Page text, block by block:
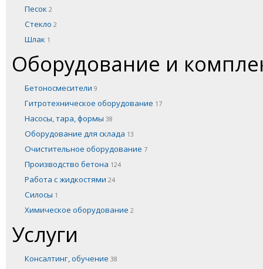
Песок 2
Стекло 2
Шлак 1
Оборудование и
Бетоносмесители 9
Гитротехническое оборудование 17
Насосы, тара, формы 38
Оборудование для склада 13
Очистительное оборудование 7
Производство бетона 124
Работа с жидкостями 24
Силосы 1
Химическое оборудование 2
Услуги
Консалтинг, обучение 38